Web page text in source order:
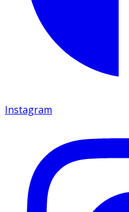
Instagram